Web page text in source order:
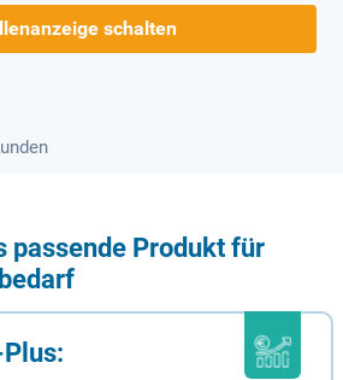
schalten
passende Produkt für